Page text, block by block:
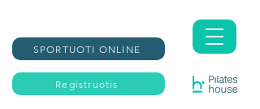
Registruotis
SPORTUOTI ONLINE